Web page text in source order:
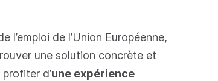
l’emploi de l’Union Européenne,
une solution concrète et
d’une expérience